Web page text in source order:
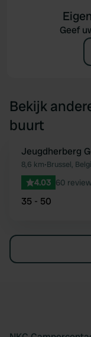
Geef
Bekijk
buurt
Jeugdherberg
8,6 km•Brussel,
4.03 60
35 - 50